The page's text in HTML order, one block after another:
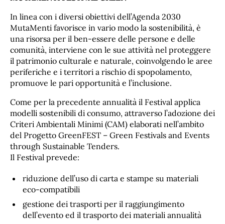
In linea con i diversi obiettivi dell’Agenda 2030
MutaMenti favorisce in vario modo la sostenibilità, è
una risorsa per il ben-essere delle persone e delle
comunità, interviene con le sue attività nel proteggere
il patrimonio culturale e naturale, coinvolgendo le aree
periferiche e i territori a rischio di spopolamento,
promuove le pari opportunità e l’inclusione.
Come per la precedente annualità il Festival applica
modelli sostenibili di consumo, attraverso l’adozione dei
Criteri Ambientali Minimi (CAM) elaborati nell’ambito
del Progetto GreenFEST – Green Festivals and Events
through Sustainable Tenders.
Il Festival prevede:
riduzione dell’uso di carta e stampe su materiali
eco-compatibili
gestione dei trasporti per il raggiungimento
dell’evento ed il trasporto dei materiali annualità